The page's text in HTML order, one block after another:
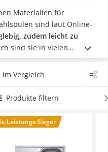
Materialien für
sind laut Online-
zudem leicht zu
sind sie in vielen
Ein wichtiges Merkmal
handelt es sich um
Edelstahlspüle für 45 cm
wollen. Überzeugt hat
das ModellBlanco Lemis
im Vergleich
Produkte filtern
Leistungs-Sieger